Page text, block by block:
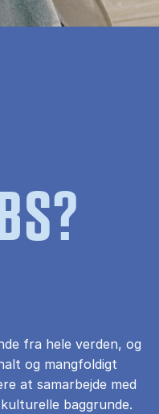
fra hele verden, og
og mangfoldigt
at samarbejde med
baggrunde.